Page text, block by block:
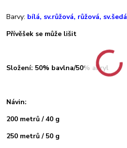
Barvy: bílá, sv.růžová, růžová, sv.šedá
Přívěšek se může lišit
Složení: 50% bavlna/50% akryl
Návin:
200 metrů / 40 g
250 metrů / 50 g